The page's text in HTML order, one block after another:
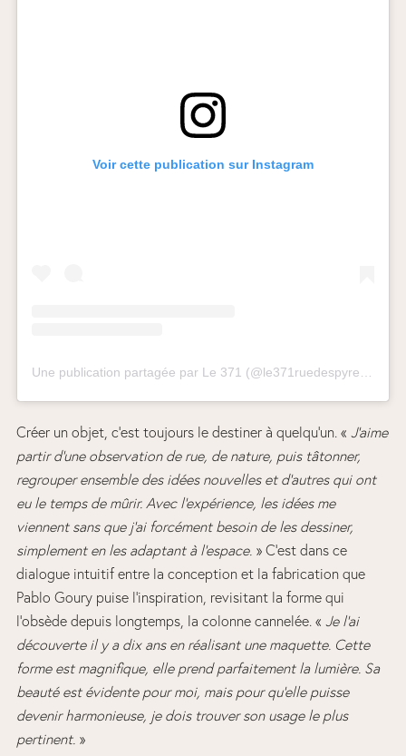
Voir cette publication sur Instagram
Créer un objet, c’est toujours le destiner à quelqu’un. « J’aime
partir d’une observation de rue, de nature, puis tâtonner,
regrouper ensemble des idées nouvelles et d’autres qui ont
eu le temps de mûrir. Avec l’expérience, les idées me
viennent sans que j’ai forcément besoin de les dessiner,
simplement en les adaptant à l’espace.» C’est dans ce
dialogue intuitif entre la conception et la fabrication que
Pablo Goury puise l’inspiration, revisitant la forme qui
l’obsède depuis longtemps, la colonne cannelée. « Je l’ai
découverte il y a dix ans en réalisant une maquette. Cette
forme est magnifique, elle prend parfaitement la lumière. Sa
beauté est évidente pour moi, mais pour qu’elle puisse
devenir harmonieuse, je dois trouver son usage le plus
pertinent.»